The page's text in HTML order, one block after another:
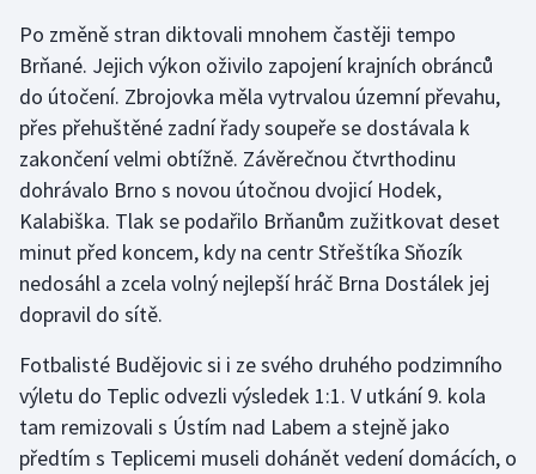
Plavání
Plážový volejbal
Ragby
Rychlobruslení
Rychlostní kanoistika
Short track
Sportovní střelba
Stolní tenis
Po změně stran diktovali mnohem častěji tempo
Brňané. Jejich výkon oživilo zapojení krajních obránců
do útočení. Zbrojovka měla vytrvalou územní převahu,
přes přehuštěné zadní řady soupeře se dostávala k
zakončení velmi obtížně. Závěrečnou čtvrthodinu
dohrávalo Brno s novou útočnou dvojicí Hodek,
Kalabiška. Tlak se podařilo Brňanům zužitkovat deset
minut před koncem, kdy na centr Střeštíka Sňozík
nedosáhl a zcela volný nejlepší hráč Brna Dostálek jej
dopravil do sítě.
Fotbalisté Budějovic si i ze svého druhého podzimního
výletu do Teplic odvezli výsledek 1:1. V utkání 9. kola
tam remizovali s Ústím nad Labem a stejně jako
předtím s Teplicemi museli dohánět vedení domácích, o